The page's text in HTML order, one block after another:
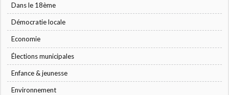
Dans le 18ème
Démocratie locale
Economie
Élections municipales
Enfance & jeunesse
Environnement